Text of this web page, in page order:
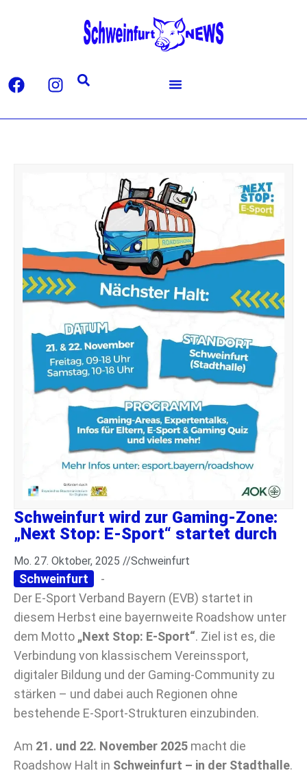
Schweinfurt wird zur Gaming-Zone:
„Next Stop: E-Sport“ startet durch
Mo. 27. Oktober, 2025 //Schweinfurt
Schweinfurt
-
Der E-Sport Verband Bayern (EVB) startet in
diesem Herbst eine bayernweite Roadshow unter
dem Motto „Next Stop: E-Sport“. Ziel ist es, die
Verbindung von klassischem Vereinssport,
digitaler Bildung und der Gaming-Community zu
stärken – und dabei auch Regionen ohne
bestehende E-Sport-Strukturen einzubinden.
Am 21. und 22. November 2025 macht die
Roadshow Halt in Schweinfurt – in der Stadthalle.